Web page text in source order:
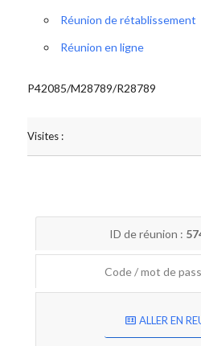
Réunion de rétablissement
Réunion en ligne
P42085/M28789/R28789
Visites :
ID de réunion :
Code / mot de
ALLER EN